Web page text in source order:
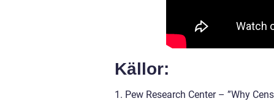
Källor:
1. Pew Research Center – ”Why